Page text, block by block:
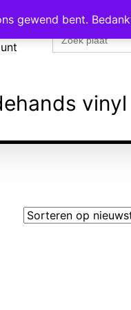
naar:
vinyl
gewend bent.